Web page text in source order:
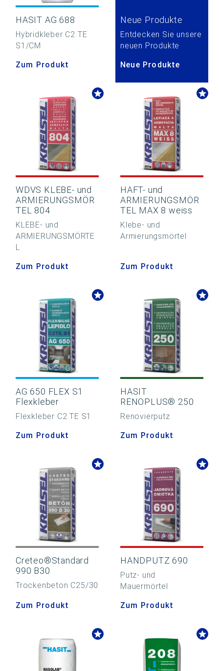
HASIT AG 688
Hybridkleber C2 TE
S1/CM
Zum Produkt
Neue Produkte
Entdecken Sie unsere
neuen Produkte
Neue Produkte
WDVS KLEBE- und
ARMIERUNGSMÖR
TEL 804
KLEBE- und
ARMIERUNGSMÖRTE
L
Zum Produkt
HAFT- und
ARMIERUNGSMÖR
TEL MAX 8 weiss
Klebe- und
Armierungsmörtel
Zum Produkt
AG 650 FLEX S1
Flexkleber
Flexkleber C2 TE S1
Zum Produkt
HASIT
RENOPLUS® 250
Renovierputz
Zum Produkt
Creteo®Standard
990 B30
Trockenbeton C25/30
Zum Produkt
HANDPUTZ 690
Putz- und
Mauermörtel
Zum Produkt